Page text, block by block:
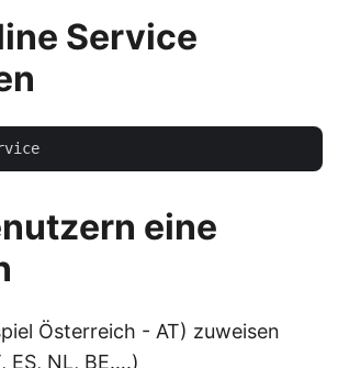
Service
eine
Österreich - AT) zuweisen
ES, NL, BE….)